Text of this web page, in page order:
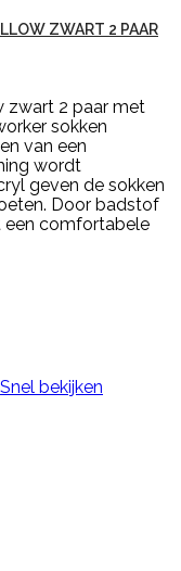
ZWART 2 PAAR
zwart 2 paar met
sokken
van een
wordt
geven de sokken
Door badstof
een comfortabele
Snel bekijken